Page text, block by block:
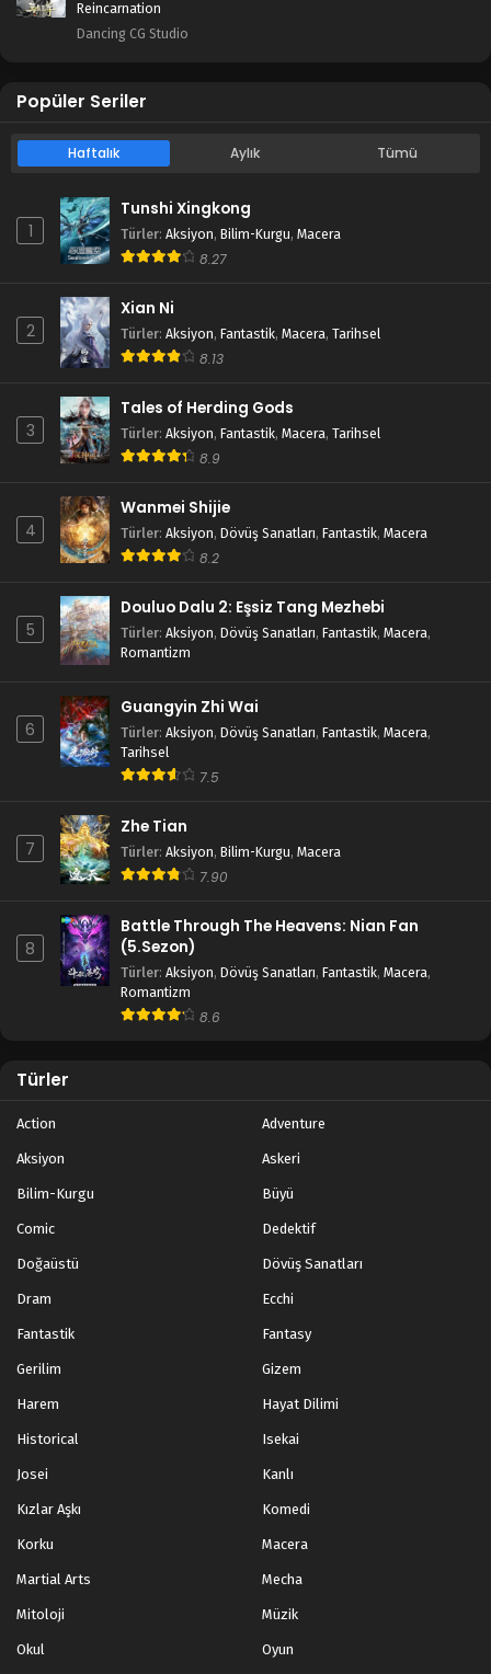
Reincarnation
Dancing CG Studio
Popüler Seriler
Haftalık Aylık Tümü
1
Tunshi Xingkong
Türler: Aksiyon, Bilim-Kurgu, Macera
8.27
2
Xian Ni
Türler: Aksiyon, Fantastik, Macera, Tarihsel
8.13
3
Tales of Herding Gods
Türler: Aksiyon, Fantastik, Macera, Tarihsel
8.9
4
Wanmei Shijie
Türler: Aksiyon, Dövüş Sanatları, Fantastik, Macera
8.2
5
Douluo Dalu 2: Eşsiz Tang Mezhebi
Türler: Aksiyon, Dövüş Sanatları, Fantastik, Macera,
Romantizm
6
Guangyin Zhi Wai
Türler: Aksiyon, Dövüş Sanatları, Fantastik, Macera,
Tarihsel
7.5
7
Zhe Tian
Türler: Aksiyon, Bilim-Kurgu, Macera
7.90
8
Battle Through The Heavens: Nian Fan
(5.Sezon)
Türler: Aksiyon, Dövüş Sanatları, Fantastik, Macera,
Romantizm
8.6
Türler
Action Adventure
Aksiyon Askeri
Bilim-Kurgu Büyü
Comic Dedektif
Doğaüstü Dövüş Sanatları
Dram Ecchi
Fantastik Fantasy
Gerilim Gizem
Harem Hayat Dilimi
Historical Isekai
Josei Kanlı
Kızlar Aşkı Komedi
Korku Macera
Martial Arts Mecha
Mitoloji Müzik
Okul Oyun